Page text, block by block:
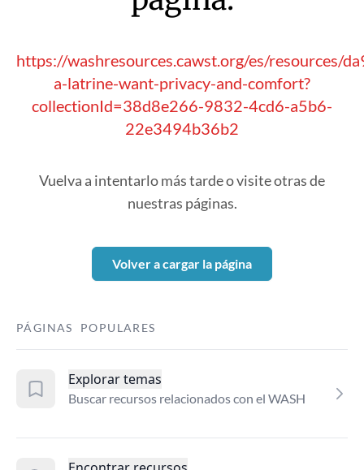
https://washresources.cawst.org/es/resources/
a-latrine-want-privacy-and-comfort?
collectionId=38d8e266-9832-4cd6-a5b6-
22e3494b36b2
Vuelva a intentarlo más tarde o visite otras de
nuestras páginas.
Volver a cargar la página
PÁGINAS POPULARES
Explorar temas
Buscar recursos relacionados con el WASH